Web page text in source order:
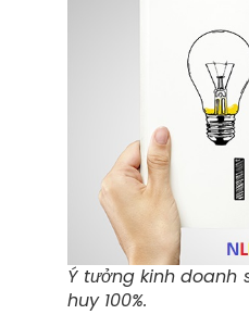
Ý tưởng kinh
huy 100%.